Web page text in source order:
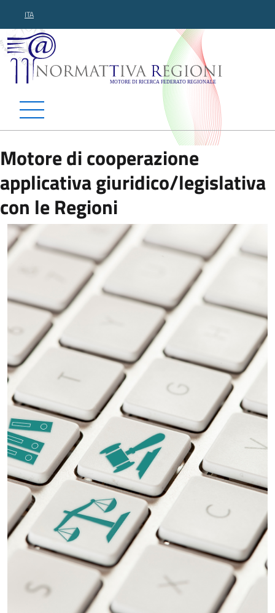
ITA
Normattiva Regioni -
Motore di cooperazione
applicativa giuridico/legislativa
con le Regioni